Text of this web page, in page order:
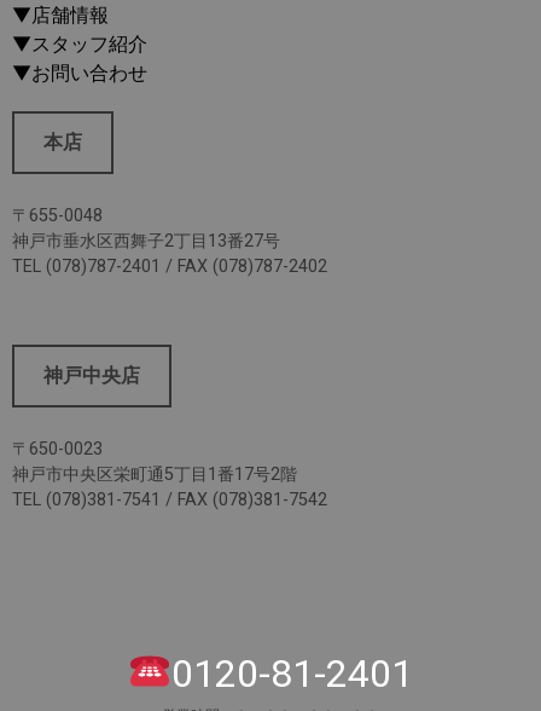
▼店舗情報
▼スタッフ紹介
▼お問い合わせ
本店
〒655-0048
神戸市垂水区西舞子2丁目13番27号
TEL (078)787-2401 / FAX (078)787-2402
神戸中央店
〒650-0023
神戸市中央区栄町通5丁目1番17号2階
TEL (078)381-7541 / FAX (078)381-7542
0120-81-2401